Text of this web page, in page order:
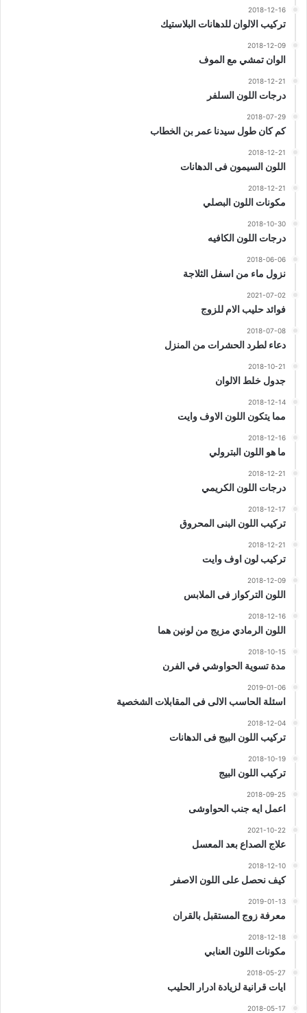
2018-12-16
تركيب الالوان للدهانات البلاستيك
2018-12-09
الوان تمشي مع الموف
2018-12-21
درجات اللون السلفر
2018-07-29
كم كان طول سيدنا عمر بن الخطاب
2018-12-21
اللون السيمون فى الدهانات
2018-12-21
مكونات اللون البصلي
2018-10-30
درجات اللون الكافيه
2018-06-06
نزول ماء من اسفل الثلاجة
2021-07-02
فوائد حليب الام للزوج
2018-07-08
دعاء لطرد الحشرات من المنزل
2018-10-21
جدول خلط الالوان
2018-12-14
مما يتكون اللون الاوف وايت
2018-12-16
ما هو اللون البترولي
2018-12-21
درجات اللون الكريمي
2018-12-17
تركيب اللون البنى المحروق
2018-12-21
تركيب لون اوف وايت
2018-12-09
اللون التركواز فى الملابس
2018-12-16
اللون الرمادي مزيج من لونين هما
2018-10-15
مدة تسوية الحواوشي في الفرن
2019-01-06
اسئلة الحاسب الالى فى المقابلات الشخصية
2018-12-04
تركيب اللون البيج فى الدهانات
2018-10-19
تركيب اللون البيج
2018-09-25
اعمل ايه جنب الحواوشى
2021-10-22
علاج الصداع بعد المعسل
2018-12-10
كيف نحصل على اللون الاصفر
2019-01-13
معرفة زوج المستقبل بالقران
2018-12-18
مكونات اللون العنابي
2018-05-27
ايات قرانية لزيادة ادرار الحليب
2018-05-17